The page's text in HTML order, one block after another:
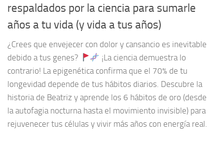
respaldados por la ciencia para sumarle
años a tu vida (y vida a tus años)
¿Crees que envejecer con dolor y cansancio es inevitable
debido a tus genes?
¡La ciencia demuestra lo
contrario! La epigenética confirma que el 70% de tu
longevidad depende de tus hábitos diarios. Descubre la
historia de Beatriz y aprende los 6 hábitos de oro (desde
la autofagia nocturna hasta el movimiento invisible) para
rejuvenecer tus células y vivir más años con energía real.